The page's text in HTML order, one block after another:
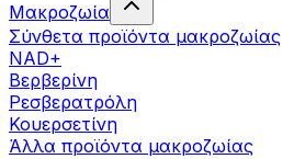
Μακροζωία
Σύνθετα προϊόντα μακροζωίας
NAD+
Βερβερίνη
Ρεσβερατρόλη
Κουερσετίνη
Άλλα προϊόντα μακροζωίας